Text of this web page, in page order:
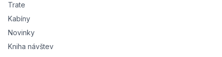
Trate
Kabíny
Novinky
Kniha návštev